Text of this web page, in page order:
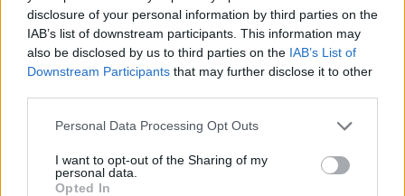
disclosure of your personal information by third parties on the
IAB’s list of downstream participants. This information may
also be disclosed by us to third parties on the IAB’s List of
Downstream Participants that may further disclose it to other
Personal Data Processing Opt Outs
I want to opt-out of the Sharing of my
personal data.
Opted In
Ročně se v ČR vyprodukuje 52 miliónů tun nejrůznějšího odpadu.
Pokud bychom počítali pouze odpadky, které osobně vyhodíme
do koše, bylo by to 200 - 500 kg na osobu a rok.
Jednotlivé stanice mají mezi sebe rozdělené prakticky celé území
budete vědět, kam se obrátit.